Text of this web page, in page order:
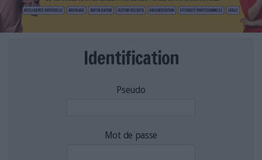
VIE NUMÉRIQUE
NUMÉRIQUE RESPONSABLE
Identification
Pseudo
Mot de passe